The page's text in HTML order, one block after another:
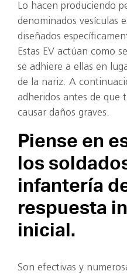
Lo hacen produciendo
denominados vesículas
diseñados
Estas EV actúan como
se adhiere a ellas en
de la nariz. A
adheridos antes de que
causar daños graves.
Piense en
los
infantería
respuesta
inicial.
Son efectivas y